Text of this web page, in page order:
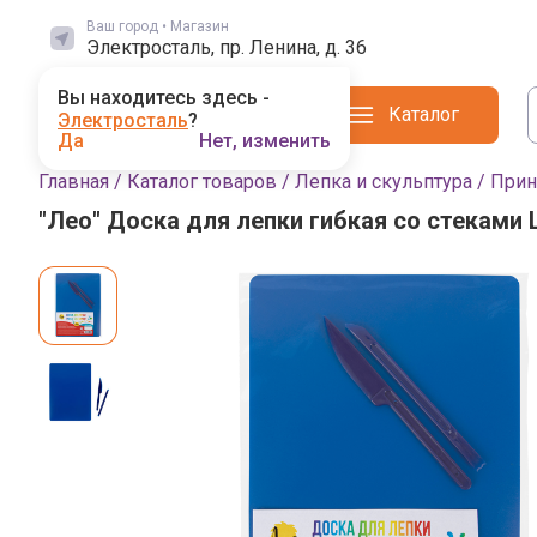
Ваш город • Магазин
Электросталь, пр. Ленина, д. 36
Вы находитесь здесь -
Электросталь?
Да
Нет, изменить
Каталог
Главная / Каталог товаров / Лепка и скульптура /
"Лео" Доска для лепки гибкая со стеками
Фото товара
Выбор магазина
Выбранный магазин влияет на
Поиск по городам
Магадан
Магазинов: 1